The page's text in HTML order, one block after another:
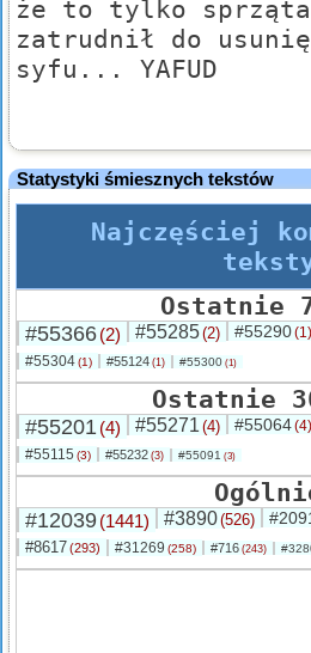
że to tylko
zatrudnił do
syfu... YAFUD
Statystyki śmiesznych tekstów
Najczęściej
Ostatnie
#55366(2) #55285(2) #55290(1)
#55304(1) #55124 (1) #55300 (1)
Ostatnie
#55201(4) #55271 (4) #55064(4)
#55115 (3) #55232 (3) #55091 (3)
#12039(1441) #3890(526)
#8617(293) #31269 (258) #716 (243)